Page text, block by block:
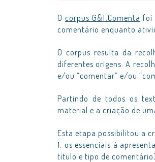
O corpus G&T.Comenta foi
comentário enquanto
O corpus resulta da
diferentes origens. A
e/ou “comentar” e/ou
Partindo de todos os
material e a criação de
Esta etapa possibilitou a
1. os essenciais à
título e tipo de